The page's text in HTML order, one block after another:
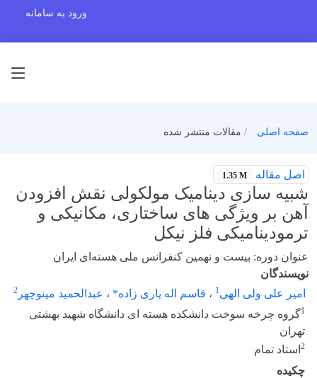
ورود به سامانه
صفحه اصلی مقالات منتشر شده
اصل مقاله 1.35 M
شبیه سازی دینامیک مولکولی نقش افزودن
آهن بر ویژگی های ساختاری، مکانیکی و
ترمودینامیکی فلز نیکل
عنوان دوره: بیست و نهمین کنفرانس ملی هسته‌ای ایران
نویسندگان
امیر علی ولی الهی1 ، قاسم اله یاری زاده* ، عبدالحمید مینوچهر 2
1گروه چرخه سوخت دانشکده هسته ای دانشگاه شهید بهشتی
تهران
2 استاد تمام
چکیده